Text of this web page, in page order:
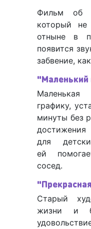
Фильм об
который
отныне в
появится
забвение,
"Маленький
графику,
минуты без
для
ей
сосед.
Старый
жизни и